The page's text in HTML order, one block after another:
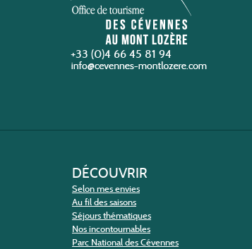
+33 (0)4 66 45 81 94
DÉCOUVRIR
Selon mes envies
Au fil des saisons
Séjours thématiques
Nos incontournables
Parc National des Cévennes